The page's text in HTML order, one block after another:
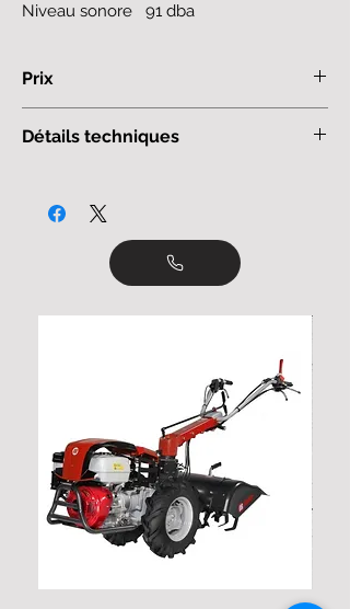
Niveau sonore 91 dba
Prix
machine (7%) et hors TVA.
Détails techniques